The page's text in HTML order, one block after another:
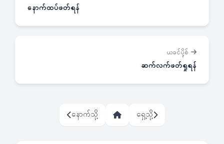
နောက်ထပ်ဖတ်ရန်
ယခင်ပို့စ်
ဆက်လက်ဖတ်ရှုရန်
နောက်သို့ ရှေ့သို့